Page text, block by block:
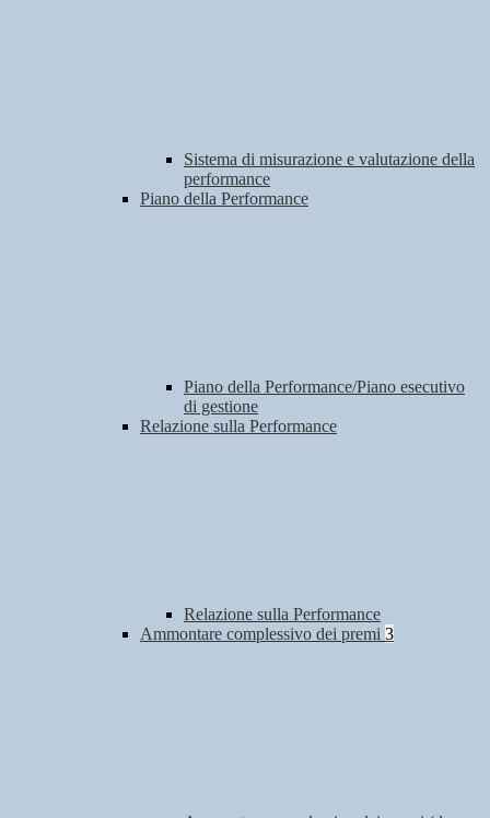
Sistema di misurazione e valutazione della
performance
Piano della Performance
Piano della Performance/Piano esecutivo
di gestione
Relazione sulla Performance
Relazione sulla Performance
Ammontare complessivo dei premi 3